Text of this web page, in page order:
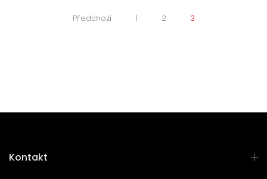
Předchozí 1 2 3
Kontakt